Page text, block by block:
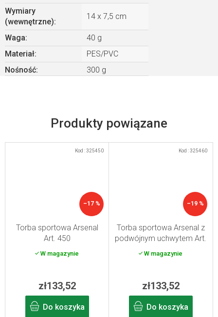
Produkty powiązane
–17 %
Torba sportowa Arsenal
Art. 450
W magazynie
zł133,52
Do koszyka
Kod :325450
–19 %
Torba sportowa Arsenal z
podwójnym uchwytem Art.
W magazynie
zł133,52
Do koszyka
Kod :325460
Wymiary
(wewnętrzne):
14 x 7,5 cm
Waga:
40 g
Materiał:
PES/PVC
Nośność: 300 g